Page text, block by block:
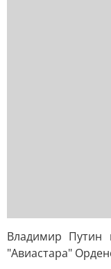
Владимир Путин
"Авиастара"